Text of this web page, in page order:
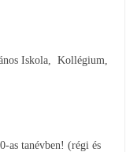
Iskola, Kollégium,
as tanévben! (régi és